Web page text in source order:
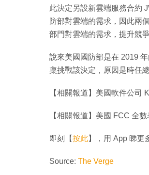
此決定另設新雲端服務合約
防部對雲端的需求，因此兩
部門對雲端的需求，提升競爭
說來美國國防部是在 2019
稟挑戰該決定，原因是時任
【相關報道】美國軟件公司
【相關報道】美國 FCC 全
即刻【按此】，用 App 睇更
Source: The Verge